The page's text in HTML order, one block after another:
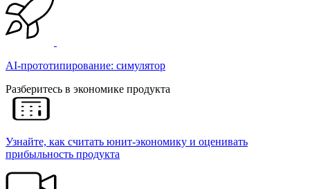
AI-прототипирование: симулятор
Разберитесь в экономике продукта
Узнайте, как считать юнит-экономику и оценивать
прибыльность продукта